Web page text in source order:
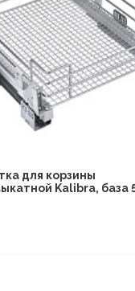
для корзины
Kalibra, база